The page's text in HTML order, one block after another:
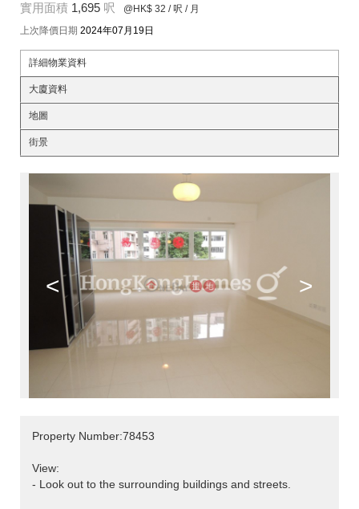
實用面積 1,695 呎 @HK$ 32 / 呎 / 月
上次降價日期 2024年07月19日
詳細物業資料
大廈資料
地圖
街景
< >
Property Number:78453
View:
- Look out to the surrounding buildings and streets.